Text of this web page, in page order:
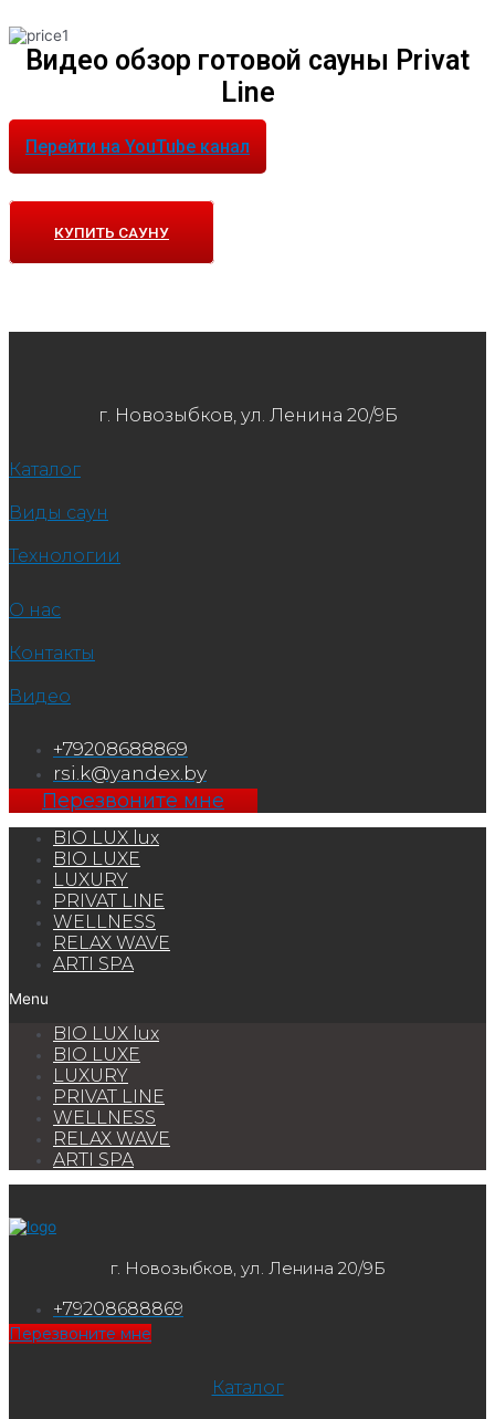
Видео обзор готовой сауны Privat
Line
Перейти на YouTube канал
КУПИТЬ САУНУ
г. Новозыбков, ул. Ленина 20/9Б
Каталог
Виды саун
Технологии
О нас
Контакты
Видео
+79208688869
rsi.k@yandex.by
Перезвоните мне
BIO LUX lux
BIO LUXE
LUXURY
PRIVAT LINE
WELLNESS
RELAX WAVE
ARTI SPA
Menu
BIO LUX lux
BIO LUXE
LUXURY
PRIVAT LINE
WELLNESS
RELAX WAVE
ARTI SPA
г. Новозыбков, ул. Ленина 20/9Б
+79208688869
Перезвоните мне
Каталог